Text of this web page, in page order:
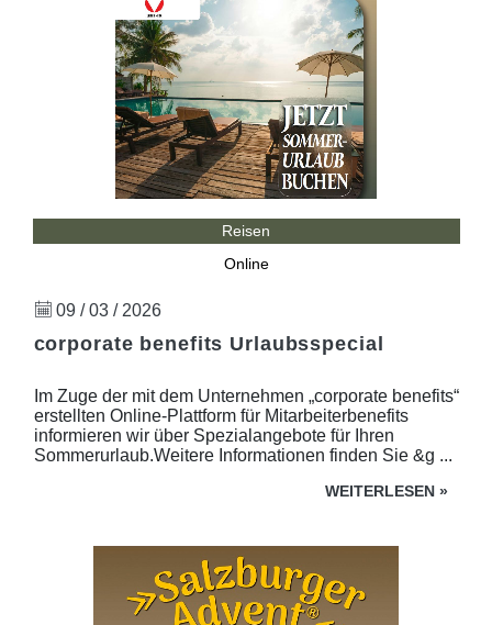
Reisen
Online
09 / 03 / 2026
corporate benefits Urlaubsspecial
Im Zuge der mit dem Unternehmen „corporate benefits“
erstellten Online-Plattform für Mitarbeiterbenefits
informieren wir über Spezialangebote für Ihren
Sommerurlaub.Weitere Informationen finden Sie &g ...
WEITERLESEN »